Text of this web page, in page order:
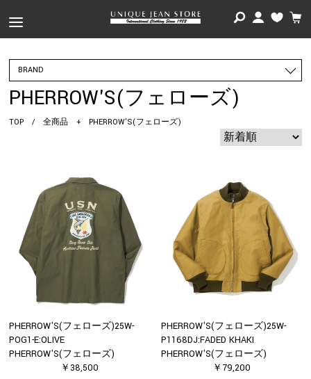
BRAND
PHERROW'S(フェローズ)
TOP / 全商品 + PHERROW'S(フェローズ)
PHERROW'S(フェローズ)25W-
POG1-E:OLIVE
PHERROW'S(フェローズ)
￥38,500
PHERROW'S(フェローズ)25W-
P1168DJ:FADED KHAKI
PHERROW'S(フェローズ)
￥79,200